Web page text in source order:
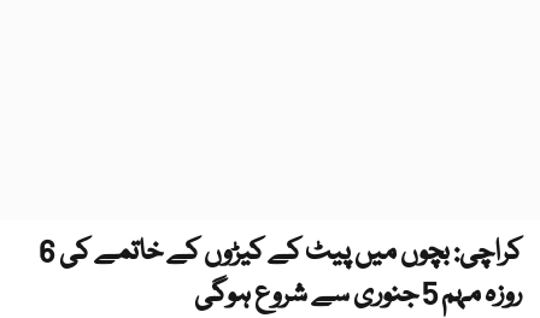
کراچی: بچوں میں پیٹ کے کیڑوں کے خاتمے کی 6
روزہ مہم 5 جنوری سے شروع ہوگی